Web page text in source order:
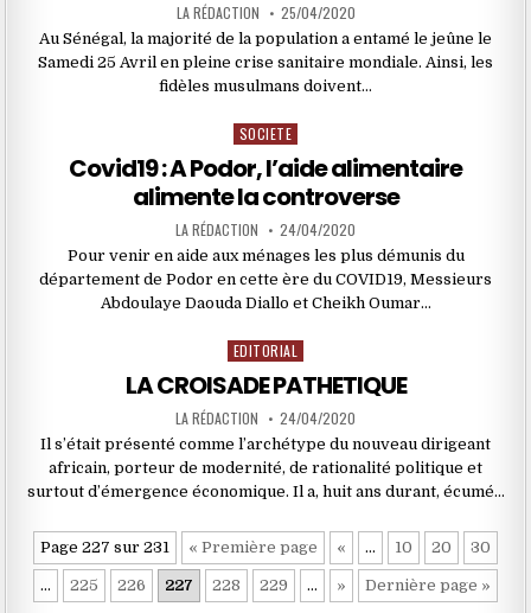
LA RÉDACTION 25/04/2020
Au Sénégal, la majorité de la population a entamé le jeûne le
Samedi 25 Avril en pleine crise sanitaire mondiale. Ainsi, les
fidèles musulmans doivent…
Posted
in
SOCIETE
Covid19 : A Podor, l’aide alimentaire
alimente la controverse
LA RÉDACTION 24/04/2020
Pour venir en aide aux ménages les plus démunis du
département de Podor en cette ère du COVID19, Messieurs
Abdoulaye Daouda Diallo et Cheikh Oumar…
Posted
in
EDITORIAL
LA CROISADE PATHETIQUE
LA RÉDACTION 24/04/2020
Il s’était présenté comme l’archétype du nouveau dirigeant
africain, porteur de modernité, de rationalité politique et
surtout d’émergence économique. Il a, huit ans durant, écumé…
Page 227 sur 231 « Première page « … 10 20 30
… 225 226 227 228 229 … » Dernière page »